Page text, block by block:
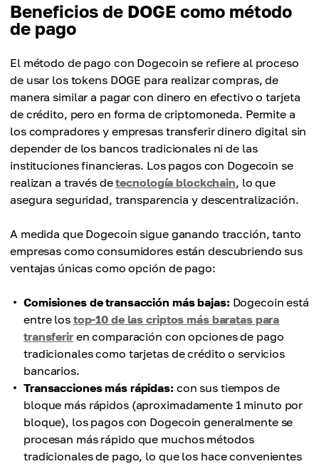
Beneficios de DOGE como método
de pago
El método de pago con Dogecoin se refiere al proceso
de usar los tokens DOGE para realizar compras, de
manera similar a pagar con dinero en efectivo o tarjeta
de crédito, pero en forma de criptomoneda. Permite a
los compradores y empresas transferir dinero digital sin
depender de los bancos tradicionales ni de las
instituciones financieras. Los pagos con Dogecoin se
realizan a través detecnología blockchain, lo que
asegura seguridad, transparencia y descentralización.
A medida que Dogecoin sigue ganando tracción, tanto
empresas como consumidores están descubriendo sus
ventajas únicas como opción de pago:
Comisiones de transacción más bajas: Dogecoin está
entre los top-10 de las criptos más baratas para
transferiren comparación con opciones de pago
tradicionales como tarjetas de crédito o servicios
bancarios.
Transacciones más rápidas: con sus tiempos de
bloque más rápidos (aproximadamente 1 minuto por
bloque), los pagos con Dogecoin generalmente se
procesan más rápido que muchos métodos
tradicionales de pago, lo que los hace convenientes